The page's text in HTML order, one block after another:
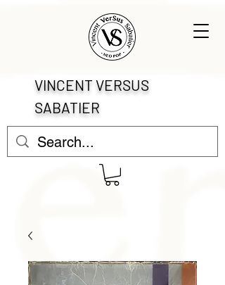
VINCENT VERSUS
SABATIER